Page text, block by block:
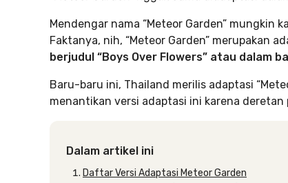
Mendengar nama “Meteor Garden” mungkin
Faktanya, nih, “Meteor Garden” merupakan
berjudul “Boys Over Flowers” atau dalam
Baru-baru ini, Thailand merilis adaptasi
menantikan versi adaptasi ini karena deretan
Dalam artikel ini
Daftar Versi Adaptasi Meteor Garden